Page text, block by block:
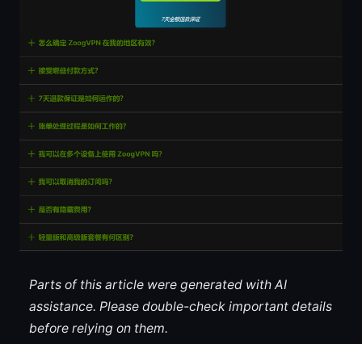
Parts of this article were generated with AI
assistance. Please double-check important details
before relying on them.